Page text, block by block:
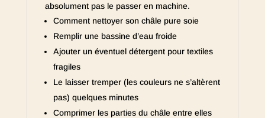
absolument pas le passer en machine.
Comment nettoyer son châle pure soie
Remplir une bassine d’eau froide
Ajouter un éventuel détergent pour textiles
fragiles
Le laisser tremper (les couleurs ne s’altèrent
pas) quelques minutes
Comprimer les parties du châle entre elles